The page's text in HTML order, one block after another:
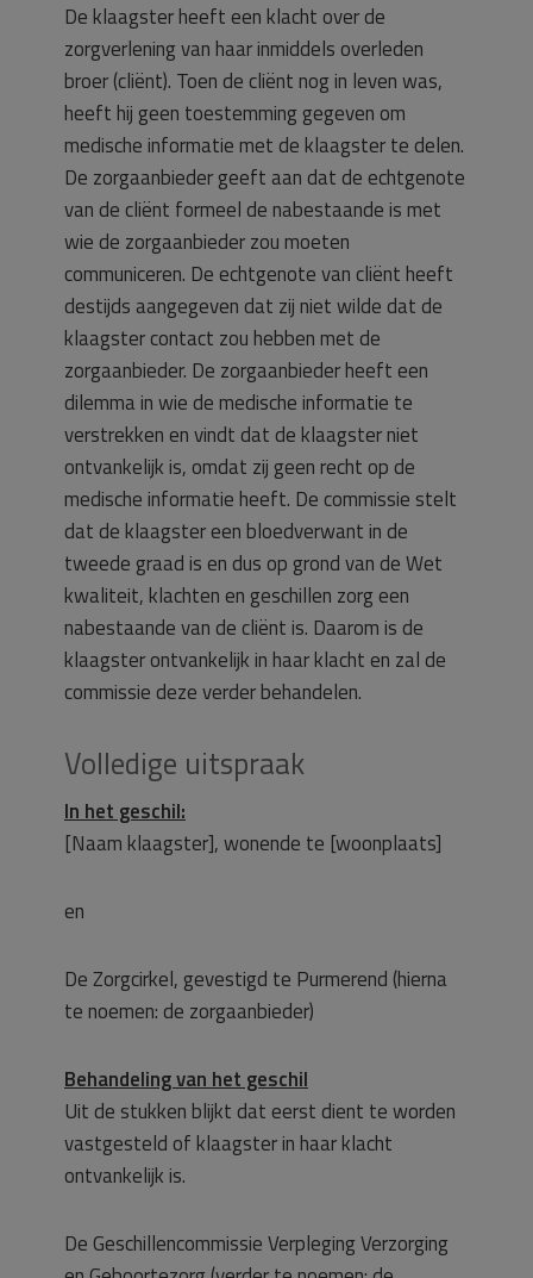
De klaagster heeft een klacht over de
zorgverlening van haar inmiddels overleden
broer (cliënt). Toen de cliënt nog in leven was,
heeft hij geen toestemming gegeven om
medische informatie met de klaagster te delen.
De zorgaanbieder geeft aan dat de echtgenote
van de cliënt formeel de nabestaande is met
wie de zorgaanbieder zou moeten
communiceren. De echtgenote van cliënt heeft
destijds aangegeven dat zij niet wilde dat de
klaagster contact zou hebben met de
zorgaanbieder. De zorgaanbieder heeft een
dilemma in wie de medische informatie te
verstrekken en vindt dat de klaagster niet
ontvankelijk is, omdat zij geen recht op de
medische informatie heeft. De commissie stelt
dat de klaagster een bloedverwant in de
tweede graad is en dus op grond van de Wet
kwaliteit, klachten en geschillen zorg een
nabestaande van de cliënt is. Daarom is de
klaagster ontvankelijk in haar klacht en zal de
commissie deze verder behandelen.
Volledige uitspraak
In het geschil:
[Naam klaagster], wonende te [woonplaats]
en
De Zorgcirkel, gevestigd te Purmerend (hierna
te noemen: de zorgaanbieder)
Behandeling van het geschil
Uit de stukken blijkt dat eerst dient te worden
vastgesteld of klaagster in haar klacht
ontvankelijk is.
De Geschillencommissie Verpleging Verzorging